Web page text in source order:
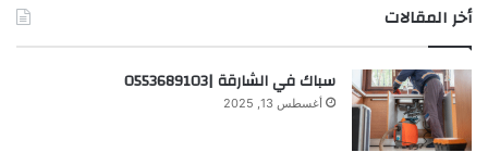
أخر المقالات
سباك في الشارقة |0553689103
أغسطس 13, 2025